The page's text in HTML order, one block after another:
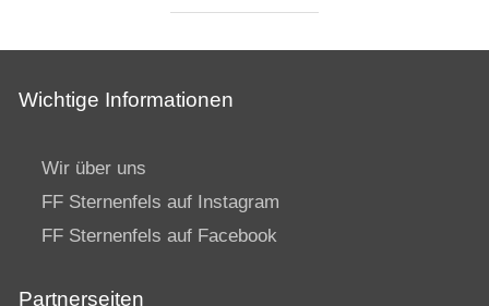
Wichtige Informationen
Wir über uns
FF Sternenfels auf Instagram
FF Sternenfels auf Facebook
Partnerseiten